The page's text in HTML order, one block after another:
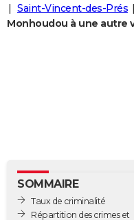
Mobiles
Meilleur smartphone
Internet
Ordinateurs
Jeux vidéo
Guide high-tech
BRICOLAGE
GUIDES D'ACHAT
BONS PLANS
Saint-Vincent-des-Prés
Monhoudou à une autre
SOMMAIRE
Taux de criminalité
Répartition des crimes et